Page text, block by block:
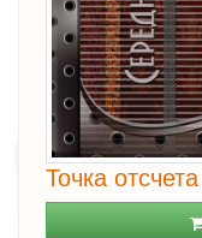
Точка отсчета